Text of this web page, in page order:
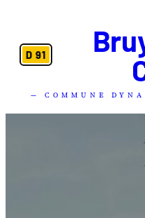
D 91
— COMMUNE